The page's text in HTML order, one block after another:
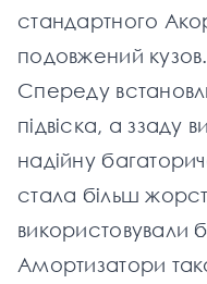
стандартного
подовжений кузов.
Спереду
підвіска, а ззаду
надійну
стала більш
використовували
Амортизатори